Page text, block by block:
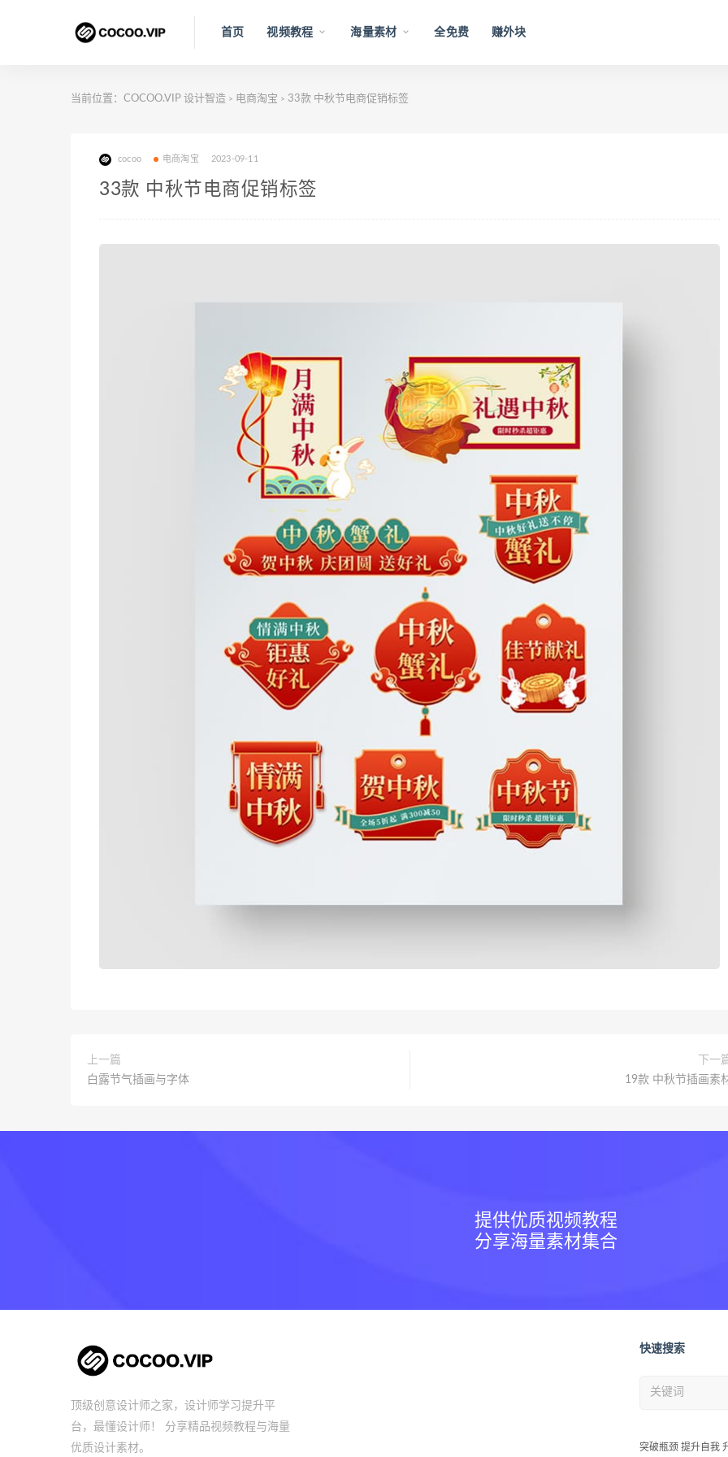
首页 视频教程 海量素材 全免费 赚外块
当前位置： COCOO.VIP 设计智造 > 电商淘宝 > 33款 中秋节电商促销标签
cocoo 电商淘宝 2023-09-11
33款 中秋节电商促销标签
上一篇
白露节气插画与字体
下一
19款 中秋节插画素
提供优质视频教程
分享海量素材集合
顶级创意设计师之家，设计师学习提升平
台，最懂设计师！ 分享精品视频教程与海量
优质设计素材。
快速搜索
突破瓶颈 提升自我